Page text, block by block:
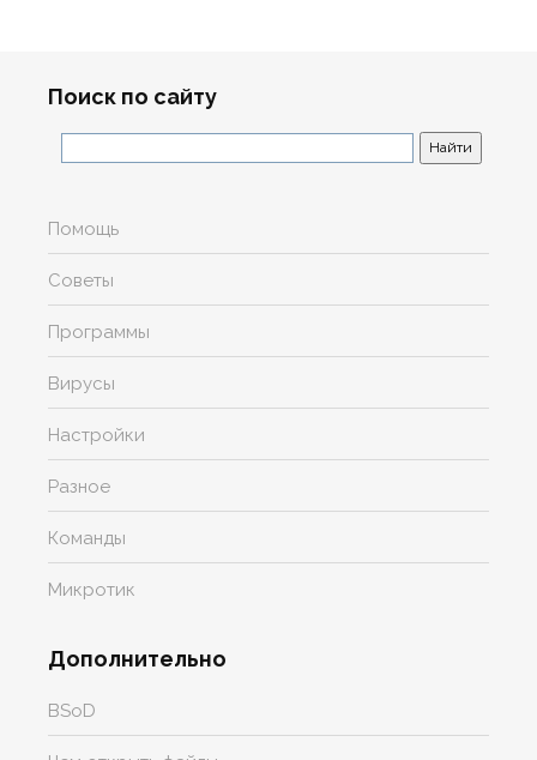
Поиск по сайту
Помощь
Советы
Программы
Вирусы
Настройки
Разное
Команды
Микротик
Дополнительно
BSoD